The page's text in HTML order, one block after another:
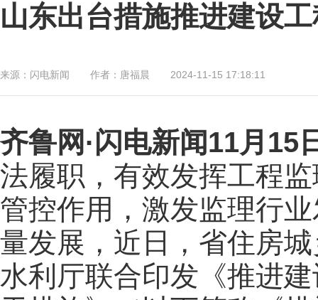
山东出台措施推进建设
来源： 闪电新闻 作者： 唐福晨 2024-11-15 17:18:11
齐鲁网 ·闪电新闻11月15
法履职，有效发挥工程
管控作用，激发监理行
量发展，近日，省住房
水利厅联合印发《推进